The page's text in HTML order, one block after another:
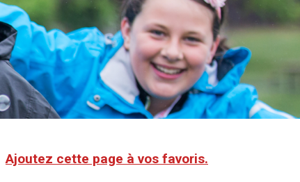
Ajoutez cette page à vos favoris.